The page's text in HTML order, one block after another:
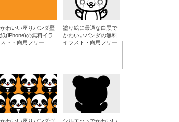
かわいい座りパンダ壁
紙(iPhone)の無料イラ
スト・商用フリー
塗り絵に最適な白黒で
かわいいパンダの無料
イラスト・商用フリー
かわいい座りパンダづ
シルエットでかわいい